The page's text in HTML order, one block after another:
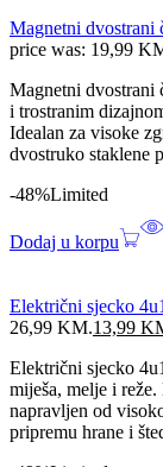
Magnetni dvostrani
price was: 19,99
Magnetni dvostrani
i trostranim
Idealan za visoke
dvostruko staklene
-48%Limited
Dodaj u korpu
Električni sjecko 4u1
26,99 KM.13,99
Električni sjecko
miješa, melje i
napravljen od
pripremu hrane i